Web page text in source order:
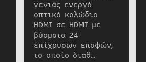
γενιάς ενεργό
οπτικό καλώδιο
HDMI σε HDMI με
βύσματα 24
επίχρυσων επαφών,
το οποίο διαθ…